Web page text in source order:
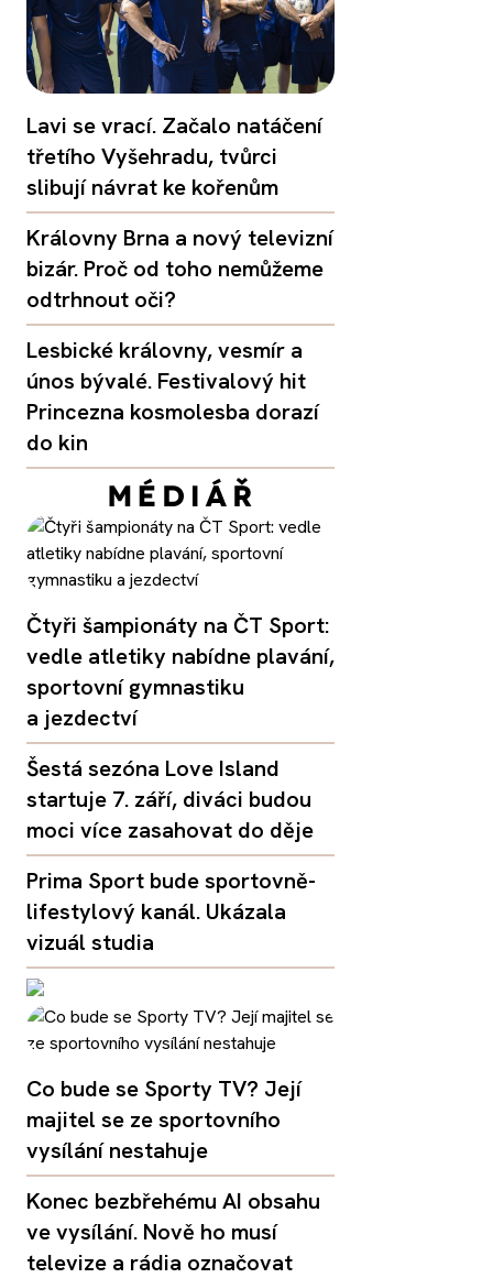
Lavi se vrací. Začalo natáčení
třetího Vyšehradu, tvůrci
slibují návrat ke kořenům
Královny Brna a nový televizní
bizár. Proč od toho nemůžeme
odtrhnout oči?
Lesbické královny, vesmír a
únos bývalé. Festivalový hit
Princezna kosmolesba dorazí
do kin
Čtyři šampionáty na ČT Sport:
vedle atletiky nabídne plavání,
sportovní gymnastiku
a jezdectví
Šestá sezóna Love Island
startuje 7. září, diváci budou
moci více zasahovat do děje
Prima Sport bude sportovně-
lifestylový kanál. Ukázala
vizuál studia
Co bude se Sporty TV? Její
majitel se ze sportovního
vysílání nestahuje
Konec bezbřehému AI obsahu
ve vysílání. Nově ho musí
televize a rádia označovat